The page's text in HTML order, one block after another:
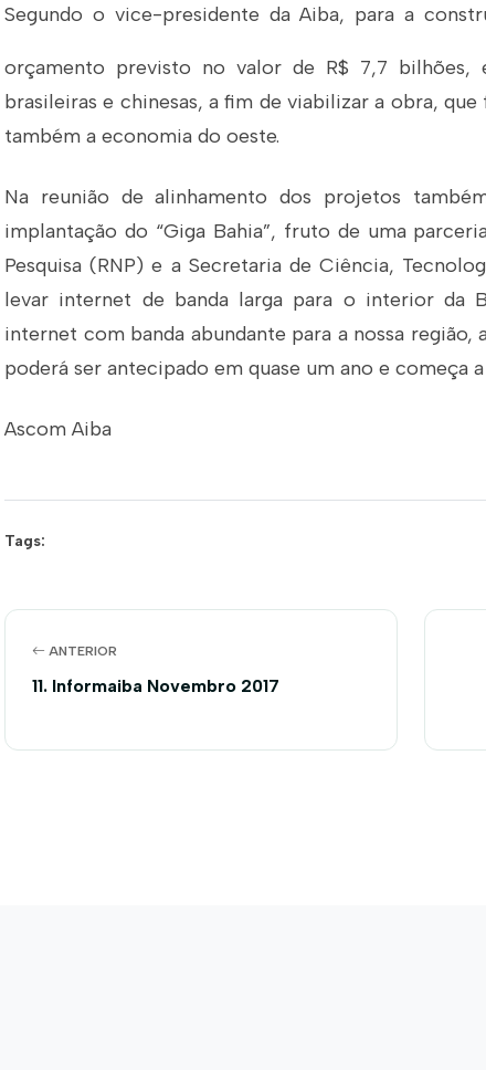
Segundo o vice-presidente da Aiba, para a
orçamento previsto no valor de R$ 7,7 bilhões,
brasileiras e chinesas, a fim de viabilizar a obra,
também a economia do oeste.
Na reunião de alinhamento dos projetos
implantação do “Giga Bahia”, fruto de uma
Pesquisa (RNP) e a Secretaria de Ciência,
levar internet de banda larga para o interior da
internet com banda abundante para a nossa
poderá ser antecipado em quase um ano e começa
Ascom Aiba
Tags:
ANTERIOR
11. Informaiba Novembro 2017